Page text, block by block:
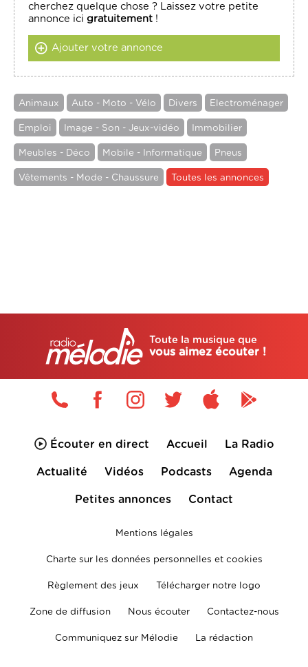
cherchez quelque chose ? Laissez votre petite
annonce icigratuitement !
Ajouter votre annonce
Animaux Auto - Moto - Vélo Divers Electroménager
Emploi Image - Son - Jeux-vidéo Immobilier
Meubles - Déco Mobile - Informatique Pneus
Vêtements - Mode - Chaussure Toutes les annonces
Toute la musique que
vous aimez écouter !
Écouter en direct Accueil La Radio
Actualité Vidéos Podcasts Agenda
Petites annonces Contact
Mentions légales
Charte sur les données personnelles et cookies
Règlement des jeux Télécharger notre logo
Zone de diffusion Nous écouter Contactez-nous
Communiquez sur Mélodie La rédaction